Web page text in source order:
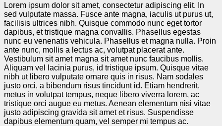
Lorem ipsum dolor sit amet, consectetur adipiscing elit. In
sed vulputate massa. Fusce ante magna, iaculis ut purus ut,
facilisis ultrices nibh. Quisque commodo nunc eget tortor
dapibus, et tristique magna convallis. Phasellus egestas
nunc eu venenatis vehicula. Phasellus et magna nulla. Proin
ante nunc, mollis a lectus ac, volutpat placerat ante.
Vestibulum sit amet magna sit amet nunc faucibus mollis.
Aliquam vel lacinia purus, id tristique ipsum. Quisque vitae
nibh ut libero vulputate ornare quis in risus. Nam sodales
justo orci, a bibendum risus tincidunt id. Etiam hendrerit,
metus in volutpat tempus, neque libero viverra lorem, ac
tristique orci augue eu metus. Aenean elementum nisi vitae
justo adipiscing gravida sit amet et risus. Suspendisse
dapibus elementum quam, vel semper mi tempus ac.